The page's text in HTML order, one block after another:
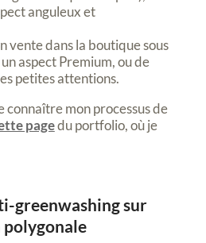
anguleux et
vente dans la boutique sous
aspect Premium, ou de
petites attentions.
connaître mon processus de
pagedu portfolio, où je
greenwashing sur